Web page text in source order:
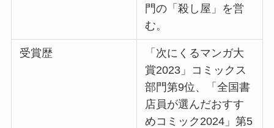
門の「殺し屋」を営
む。
受賞歴
「次にくるマンガ大
賞2023」コミックス
部門第9位、「全国書
店員が選んだおすす
めコミック2024」第5